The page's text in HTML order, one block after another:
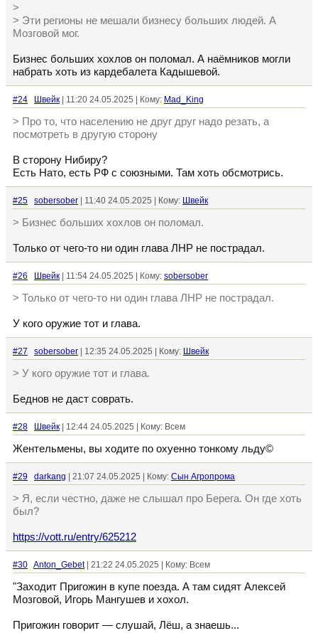
>
> Эти регионы не мешали бизнесу больших людей. А
Мозговой мог.
Бизнес больших хохлов он поломал. А наёмников могли
набрать хоть из кардебалета Кадышевой.
#24 Швейк | 11:20 24.05.2025 | Кому: Mad_King
> Про то, что населению не друг друг надо резать, а
посмотреть в другую сторону
В сторону Нибиру?
Есть Нато, есть РФ с союзными. Там хоть обсмотрись.
#25 sobersober | 11:40 24.05.2025 | Кому: Швейк
> Бизнес больших хохлов он поломал.
Только от чего-то ни один глава ЛНР не пострадал.
#26 Швейк | 11:54 24.05.2025 | Кому: sobersober
> Только от чего-то ни один глава ЛНР не пострадал.
У кого оружие тот и глава.
#27 sobersober | 12:35 24.05.2025 | Кому: Швейк
> У кого оружие тот и глава.
Беднов не даст соврать.
#28 Швейк | 12:44 24.05.2025 | Кому: Всем
Жентельмены, вы ходите по охуенно тонкому льду©
#29 darkang | 21:07 24.05.2025 | Кому: Сын Агропрома
> Я, если честно, даже не слышал про Берега. Он где хоть
был?
https://vott.ru/entry/625212
#30 Anton_Gebet| 21:22 24.05.2025 | Кому: Всем
"Заходит Пригожин в купе поезда. А там сидят Алексей
Мозговой, Игорь Мангушев и хохол.
Пригожин говорит — слушай, Лёш, а знаешь...